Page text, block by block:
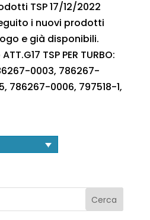
TSP 17/12/2022
i nuovi prodotti
e già disponibili.
TSP PER TURBO:
0003, 786267-
786267-0006, 797518-1,